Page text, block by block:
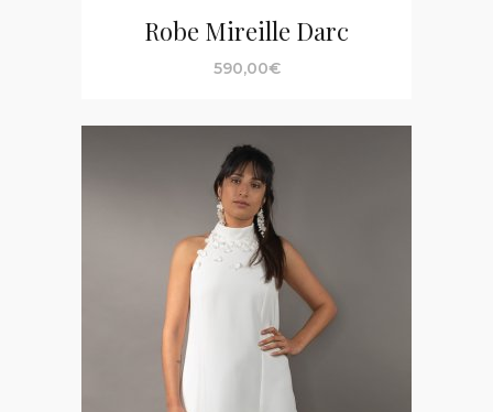
Robe Mireille Darc
590,00€